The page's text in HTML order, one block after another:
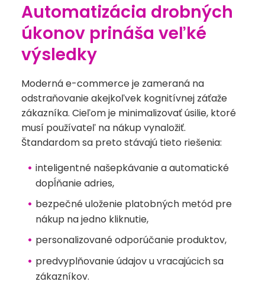
Automatizácia drobných
úkonov prináša veľké
výsledky
Moderná e-commerce je zameraná na
odstraňovanie akejkoľvek kognitívnej záťaže
zákazníka. Cieľom je minimalizovať úsilie, ktoré
musí používateľ na nákup vynaložiť.
Štandardom sa preto stávajú tieto riešenia:
inteligentné našepkávanie a automatické
dopĺňanie adries,
bezpečné uloženie platobných metód pre
nákup na jedno kliknutie,
personalizované odporúčanie produktov,
predvyplňovanie údajov u vracajúcich sa
zákazníkov.